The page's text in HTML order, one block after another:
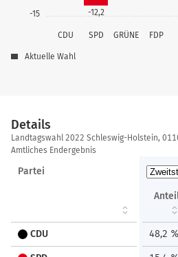
-15
CDU SPD GRÜNE FDP
-12,2
Aktuelle Wahl
Details
Details
Landtagswahl 2022 Schleswig-Holstein,
Amtliches Endergebnis
Partei
CDU 48,2 %